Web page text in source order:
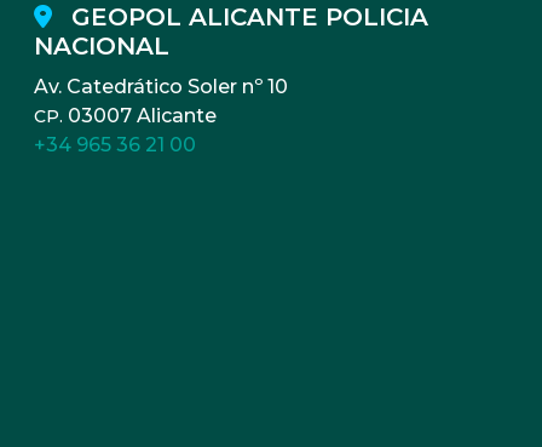
GEOPOL ALICANTE POLICIA
NACIONAL
Av. Catedrático Soler nº 10
CP. 03007 Alicante
+34 965 36 21 00